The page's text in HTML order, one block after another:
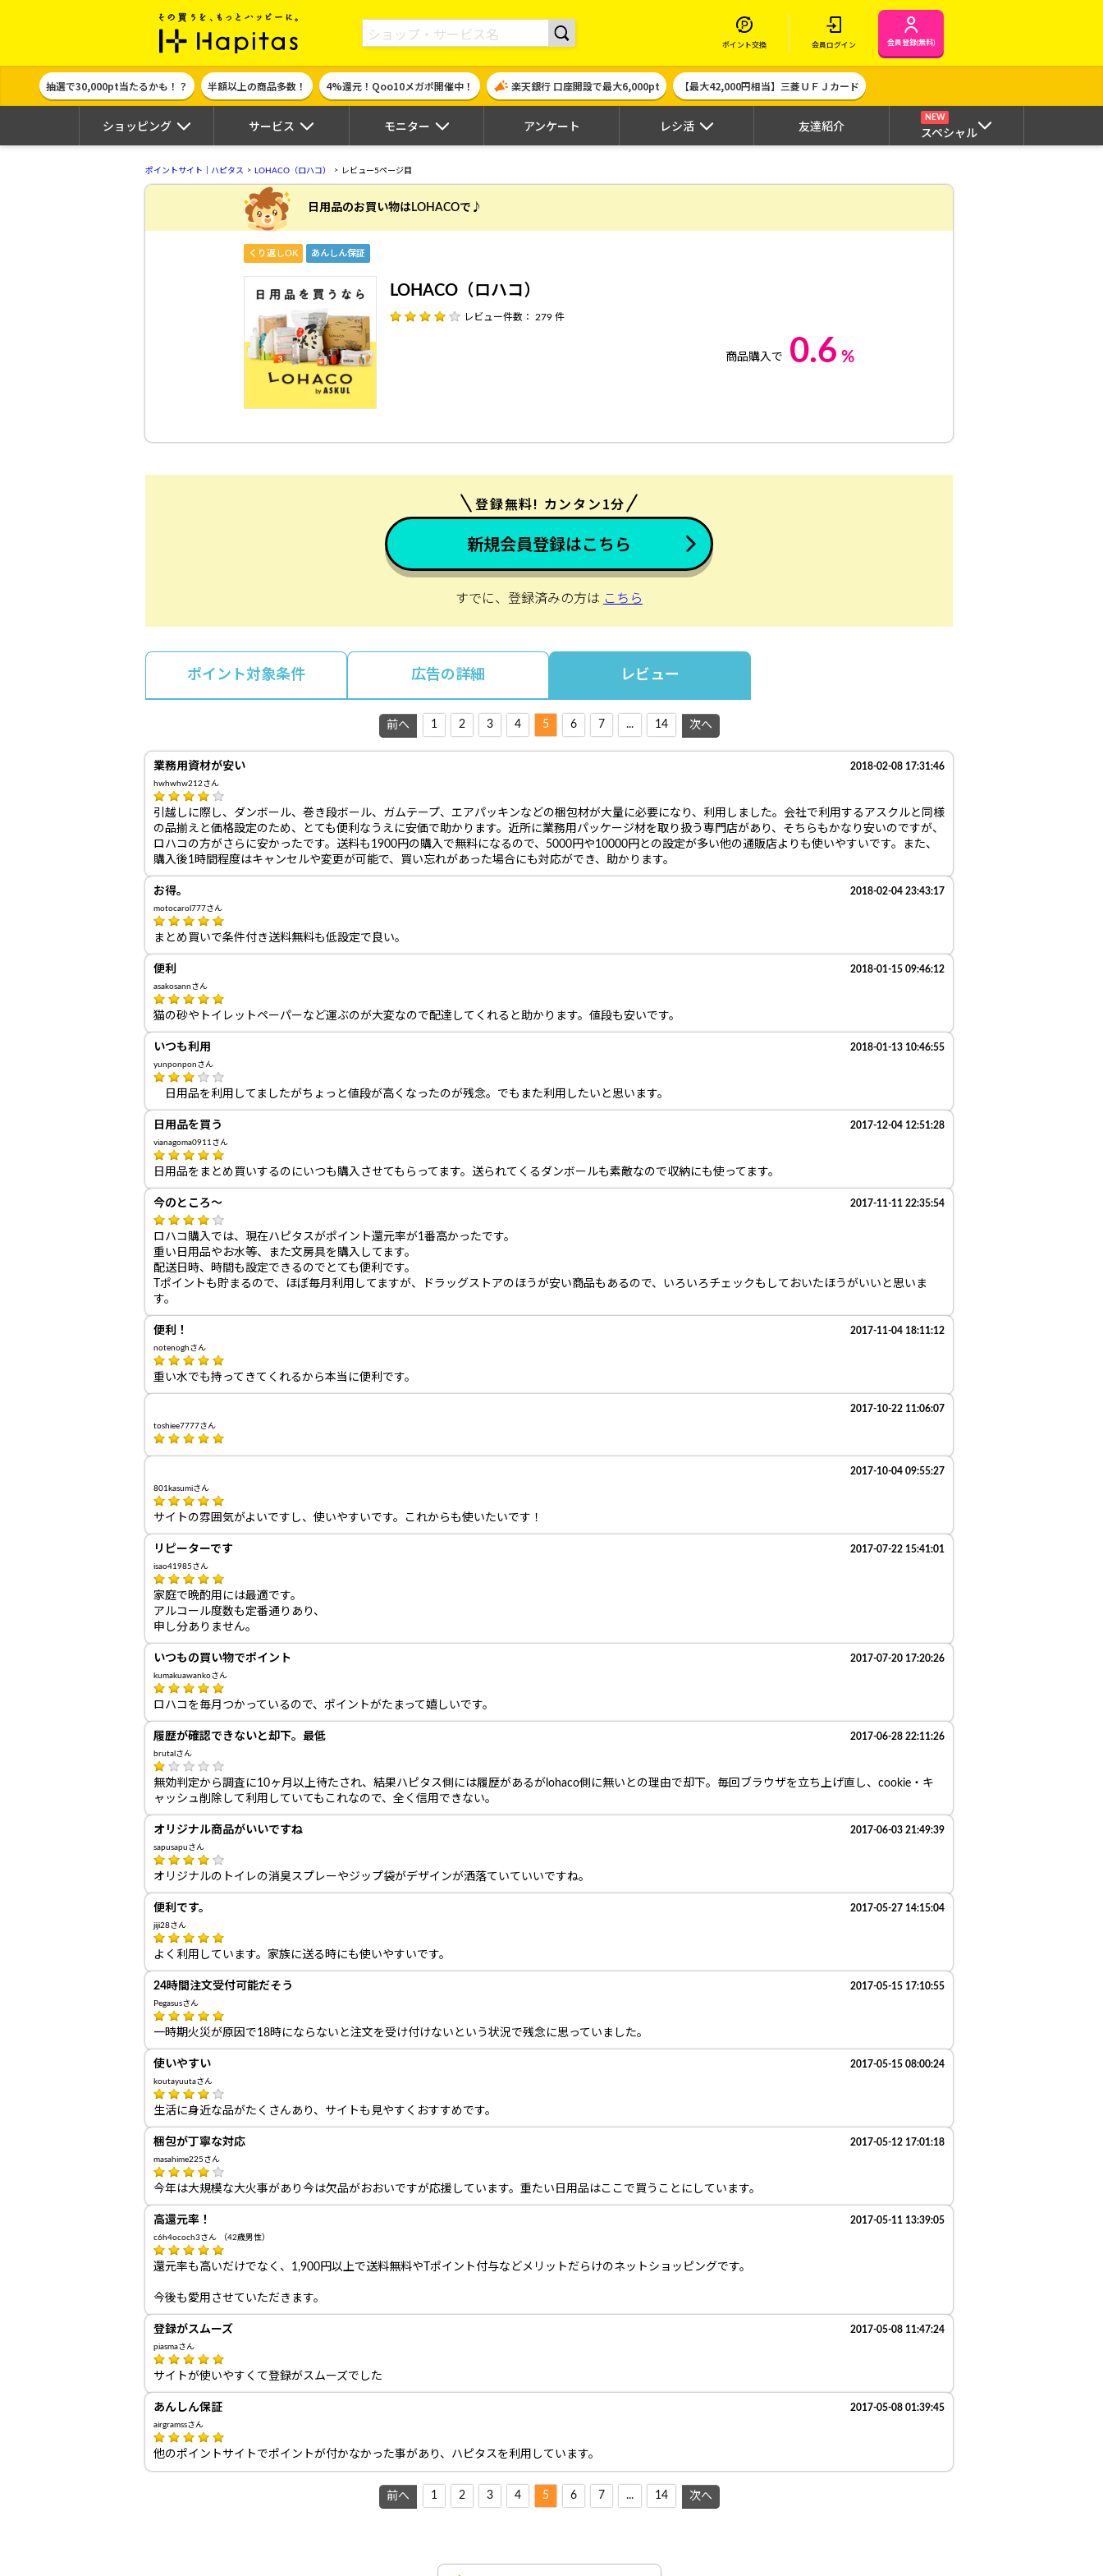
ポイント貯めて現金やギフト券に交換できるポイントサイト | ハピタス
ポイント交換 会員ログイン 会員登録(無料)
抽選で30,000pt当たるかも！？ 半額以上の商品多数！ 4%還元！Qoo10メガポ開催中！ 楽天銀行 口座開設で最大6,000pt 【最大42,000円相当】三菱ＵＦＪカード
ショッピング サービス モニター アンケート レシ活 友達紹介
NEW
スペシャル
ポイントサイト｜ハピタス LOHACO（ロハコ） レビュー5ページ目
日用品のお買い物はLOHACOで♪
くり返しOK あんしん保証
LOHACO（ロハコ）
レビュー件数： 279 件
商品購入で 0.6 %
登録無料! カンタン1分
新規会員登録はこちら
すでに、登録済みの方は こちら
ポイント対象条件 広告の詳細 レビュー
前へ 1 2 3 4 5 6 7 ... 14 次へ
業務用資材が安い 2018-02-08 17:31:46
hwhwhw212さん
引越しに際し、ダンボール、巻き段ボール、ガムテープ、エアパッキンなどの梱包材が大量に必要になり、利用しました。会社で利用するアスクルと同様
の品揃えと価格設定のため、とても便利なうえに安価で助かります。近所に業務用パッケージ材を取り扱う専門店があり、そちらもかなり安いのですが、
ロハコの方がさらに安かったです。送料も1900円の購入で無料になるので、5000円や10000円との設定が多い他の通販店よりも使いやすいです。また、
購入後1時間程度はキャンセルや変更が可能で、買い忘れがあった場合にも対応ができ、助かります。
お得。 2018-02-04 23:43:17
motocarol777さん
まとめ買いで条件付き送料無料も低設定で良い。
便利 2018-01-15 09:46:12
asakosannさん
猫の砂やトイレットペーパーなど運ぶのが大変なので配達してくれると助かります。値段も安いです。
いつも利用 2018-01-13 10:46:55
yunponponさん
日用品を利用してましたがちょっと値段が高くなったのが残念。でもまた利用したいと思います。
日用品を買う 2017-12-04 12:51:28
vianagoma0911さん
日用品をまとめ買いするのにいつも購入させてもらってます。送られてくるダンボールも素敵なので収納にも使ってます。
今のところ～ 2017-11-11 22:35:54
ロハコ購入では、現在ハピタスがポイント還元率が1番高かったです。
重い日用品やお水等、また文房具を購入してます。
配送日時、時間も設定できるのでとても便利です。
Tポイントも貯まるので、ほぼ毎月利用してますが、ドラッグストアのほうが安い商品もあるので、いろいろチェックもしておいたほうがいいと思いま
す。
便利！ 2017-11-04 18:11:12
notenoghさん
重い水でも持ってきてくれるから本当に便利です。
2017-10-22 11:06:07
toshiee7777さん
2017-10-04 09:55:27
801kasumiさん
サイトの雰囲気がよいですし、使いやすいです。これからも使いたいです！
リピーターです 2017-07-22 15:41:01
isao41985さん
家庭で晩酌用には最適です。
アルコール度数も定番通りあり、
申し分ありません。
いつもの買い物でポイント 2017-07-20 17:20:26
kumakuawankoさん
ロハコを毎月つかっているので、ポイントがたまって嬉しいです。
履歴が確認できないと却下。最低 2017-06-28 22:11:26
brutalさん
無効判定から調査に10ヶ月以上待たされ、結果ハピタス側には履歴があるがlohaco側に無いとの理由で却下。毎回ブラウザを立ち上げ直し、cookie・キ
ャッシュ削除して利用していてもこれなので、全く信用できない。
オリジナル商品がいいですね 2017-06-03 21:49:39
sapusapuさん
オリジナルのトイレの消臭スプレーやジップ袋がデザインが洒落ていていいですね。
便利です。 2017-05-27 14:15:04
jiji28さん
よく利用しています。家族に送る時にも使いやすいです。
24時間注文受付可能だそう 2017-05-15 17:10:55
Pegasusさん
一時期火災が原因で18時にならないと注文を受け付けないという状況で残念に思っていました。
使いやすい 2017-05-15 08:00:24
koutayuutaさん
生活に身近な品がたくさんあり、サイトも見やすくおすすめです。
梱包が丁寧な対応 2017-05-12 17:01:18
masahime225さん
今年は大規模な大火事があり今は欠品がおおいですが応援しています。重たい日用品はここで買うことにしています。
高還元率！ 2017-05-11 13:39:05
c6h4ococh3さん （42歳男性）
還元率も高いだけでなく、1,900円以上で送料無料やTポイント付与などメリットだらけのネットショッピングです。
今後も愛用させていただきます。
登録がスムーズ 2017-05-08 11:47:24
piasmaさん
サイトが使いやすくて登録がスムーズでした
あんしん保証 2017-05-08 01:39:45
airgramssさん
他のポイントサイトでポイントが付かなかった事があり、ハピタスを利用しています。
前へ 1 2 3 4 5 6 7 ... 14 次へ